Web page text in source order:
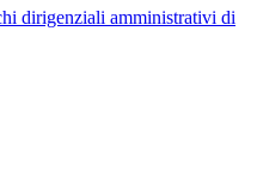
dirigenziali amministrativi di